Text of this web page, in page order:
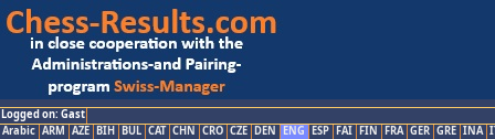
Logged on: Gast
Arabic ARM AZE BIH BUL CAT CHN CRO CZE DEN ENG ESP FAI FIN FRA GER GRE INA